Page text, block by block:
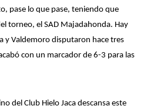
pase lo que pase, teniendo que
torneo, el SAD Majadahonda. Hay
y Valdemoro disputaron hace tres
con un marcador de 6-3 para las
del Club Hielo Jaca descansa este